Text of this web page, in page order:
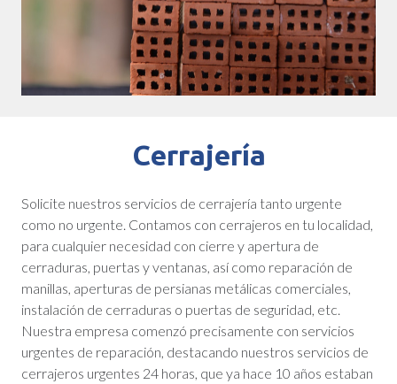
Cerrajería
Solicite nuestros servicios de cerrajería tanto urgente
como no urgente. Contamos con cerrajeros en tu localidad,
para cualquier necesidad con cierre y apertura de
cerraduras, puertas y ventanas, así como reparación de
manillas, aperturas de persianas metálicas comerciales,
instalación de cerraduras o puertas de seguridad, etc.
Nuestra empresa comenzó precisamente con servicios
urgentes de reparación, destacando nuestros servicios de
cerrajeros urgentes 24 horas, que ya hace 10 años estaban